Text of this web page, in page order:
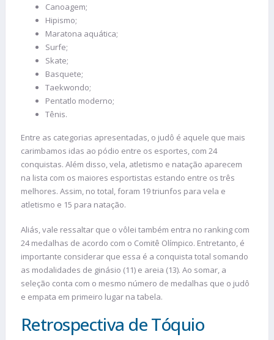
Canoagem;
Hipismo;
Maratona aquática;
Surfe;
Skate;
Basquete;
Taekwondo;
Pentatlo moderno;
Tênis.
Entre as categorias apresentadas, o judô é aquele que mais
carimbamos idas ao pódio entre os esportes, com 24
conquistas. Além disso, vela, atletismo e natação aparecem
na lista com os maiores esportistas estando entre os três
melhores. Assim, no total, foram 19 triunfos para vela e
atletismo e 15 para natação.
Aliás, vale ressaltar que o vôlei também entra no ranking com
24 medalhas de acordo com o Comitê Olímpico. Entretanto, é
importante considerar que essa é a conquista total somando
as modalidades de ginásio (11) e areia (13). Ao somar, a
seleção conta com o mesmo número de medalhas que o judô
e empata em primeiro lugar na tabela.
Retrospectiva de Tóquio